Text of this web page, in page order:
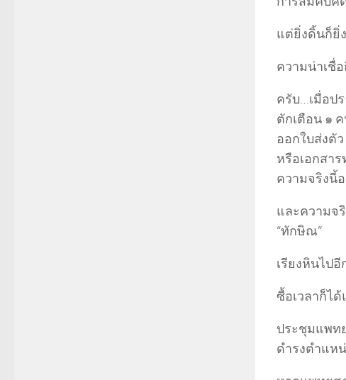
แต่ยิ่งดิ้นก็ยิ่
ความน่าเชื่
ครับ…เมื่อป
ตักเตือน ๑
ออกใบส่งตั
หรือเอกสา
ความจริงนี้
และความจ
“ทักษิณ”
เรียงหินไป
ซื้อเวลาก็ไ
ประชุมแพท
ดำรงตำแห